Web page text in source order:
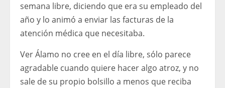
semana libre, diciendo que era su empleado del
año y lo animó a enviar las facturas de la
atención médica que necesitaba.
Ver Álamo no cree en el día libre, sólo parece
agradable cuando quiere hacer algo atroz, y no
sale de su propio bolsillo a menos que reciba